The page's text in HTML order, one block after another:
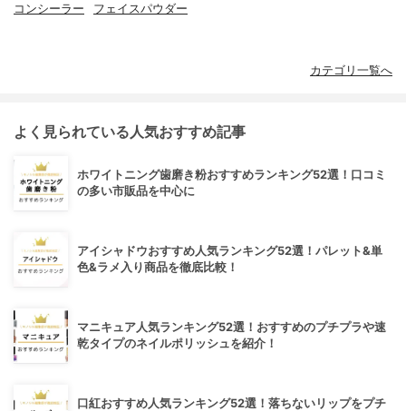
コンシーラー フェイスパウダー
カテゴリ一覧へ
よく見られている人気おすすめ記事
ホワイトニング歯磨き粉おすすめランキング52選！口コミ
の多い市販品を中心に
アイシャドウおすすめ人気ランキング52選！パレット&単
色&ラメ入り商品を徹底比較！
マニキュア人気ランキング52選！おすすめのプチプラや速
乾タイプのネイルポリッシュを紹介！
口紅おすすめ人気ランキング52選！落ちないリップをプチ